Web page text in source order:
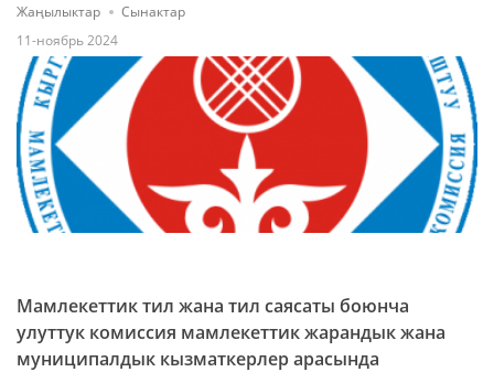
Жаңылыктар
Сынактар
11-ноябрь 2024
Мамлекеттик тил жана тил саясаты боюнча
улуттук комиссия мамлекеттик жарандык жана
муниципалдык кызматкерлер арасында